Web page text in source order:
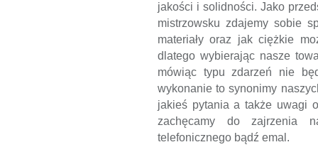
jakości i solidności. Jako
mistrzowsku zdajemy sobie
materiały oraz jak ciężkie
dlatego wybierając nasze
mówiąc typu zdarzeń nie
wykonanie to synonimy
jakieś pytania a także uwagi
zachęcamy do zajrzenia
telefonicznego bądź emal.